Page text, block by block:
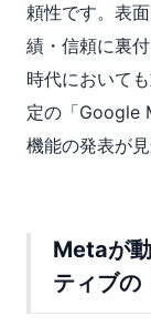
頼性です。表
績・信頼に裏
時代において
定の「Google
機能の発表が
Metaが
ティブの